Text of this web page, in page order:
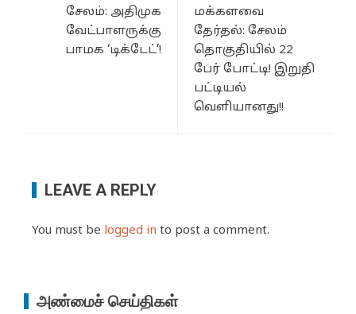
சேலம்: அதிமுக
வேட்பாளருக்கு
பாமக ‘டிக்டேட்’!
மக்களவை
தேர்தல்: சேலம்
தொகுதியில் 22
பேர் போட்டி! இறுதி
பட்டியல்
வெளியானது!!
LEAVE A REPLY
You must be logged in to post a comment.
அண்மைச் செய்திகள்